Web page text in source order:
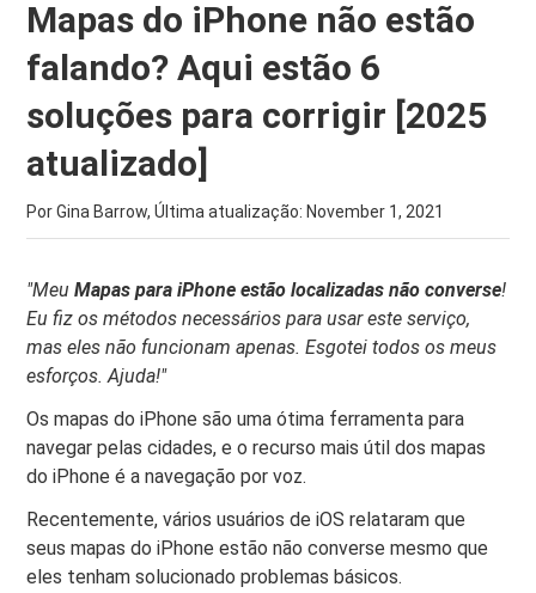
Mapas do iPhone não estão
falando? Aqui estão 6
soluções para corrigir [2025
atualizado]
Por Gina Barrow, Última atualização: November 1, 2021
"MeuMapas para iPhone estão localizadasnão converse!
Eu fiz os métodos necessários para usar este serviço,
mas eles não funcionam apenas. Esgotei todos os meus
esforços. Ajuda!"
Os mapas do iPhone são uma ótima ferramenta para
navegar pelas cidades, e o recurso mais útil dos mapas
do iPhone é a navegação por voz.
Recentemente, vários usuários de iOS relataram que
seus mapas do iPhone estãonão converse mesmo que
eles tenham solucionado problemas básicos.